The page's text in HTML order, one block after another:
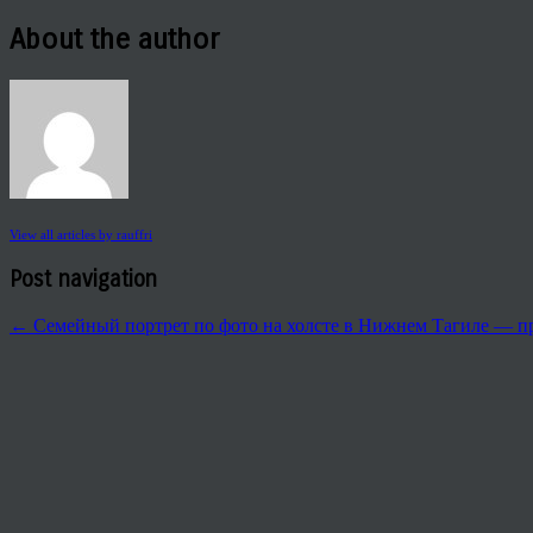
About the author
View all articles by rauffri
Post navigation
← Семейный портрет по фото на холсте в Нижнем Тагиле —